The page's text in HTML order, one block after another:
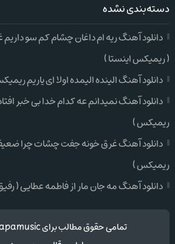
دسته‌بندی نشده
دانلود آهنگ ریه ام داغان چشام کم سو
( ریمیکس اینستا )
دانلود آهنگ الینده الیمده اولا ای یاریم
دانلود آهنگ نمیدانم عه کدام خدا بی خبر
ریمیکس )
دانلود آهنگ غرق خونه جفت چشات چرا
ریمیکس )
دانلود آهنگ مه جان مار از فاطمه عطایی (
تمامی حقوق مطالب برای apamusic محفوظ است